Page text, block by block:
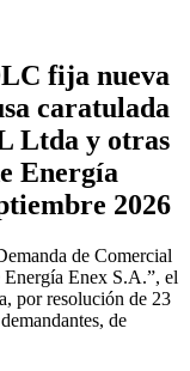
fija nueva
caratulada
Ltda y otras
Energía
2026
de Comercial
Enex S.A.”, el
por resolución de 23
de